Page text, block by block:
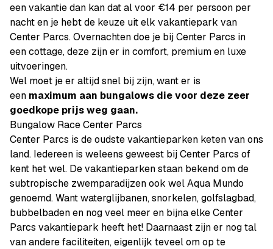
een vakantie dan kan dat al voor €14 per persoon per
nacht en je hebt de keuze uit elk vakantiepark van
Center Parcs. Overnachten doe je bij Center Parcs in
een cottage, deze zijn er in comfort, premium en luxe
uitvoeringen.
Wel moet je er altijd snel bij zijn, want er is
een maximum aan bungalows die voor deze zeer
goedkope prijs weg gaan.
Bungalow Race Center Parcs
Center Parcs is de oudste vakantieparken keten van ons
land. Iedereen is weleens geweest bij Center Parcs of
kent het wel. De vakantieparken staan bekend om de
subtropische zwemparadijzen ook wel Aqua Mundo
genoemd. Want waterglijbanen, snorkelen, golfslagbad,
bubbelbaden en nog veel meer en bijna elke Center
Parcs vakantiepark heeft het! Daarnaast zijn er nog tal
van andere faciliteiten, eigenlijk teveel om op te